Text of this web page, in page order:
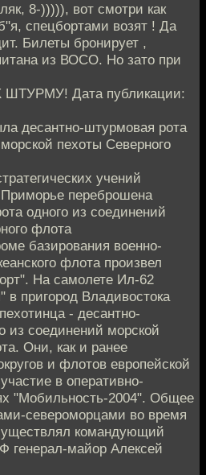
8-))))), вот смотри как
спецбортами возят ! Да
Билеты бронирует ,
из ВОСО. Но зато при
Дата публикации:
десантно-штурмовая рота
пехоты Северного
учений
переброшена
одного из соединений
флота
базирования военно-
флота произвел
На самолете Ил-62
в пригород Владивостока
- десантно-
из соединений морской
Они, как и ранее
и флотов европейской
в оперативно-
"Мобильность-2004". Общее
североморцами во время
командующий
генерал-майор Алексей